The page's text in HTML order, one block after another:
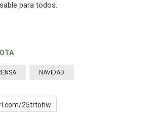
para todos.
NAVIDAD
25trtohw